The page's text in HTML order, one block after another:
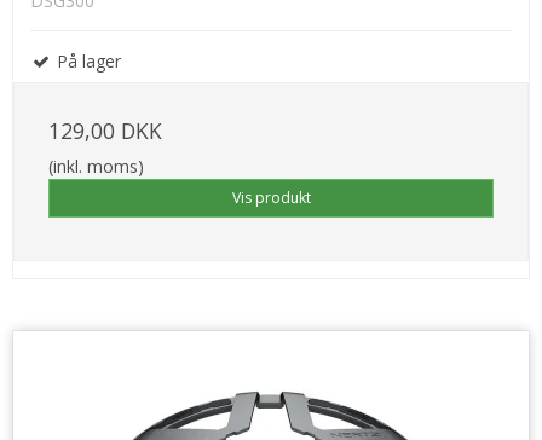
På lager
129,00 DKK
(inkl. moms)
Vis produkt